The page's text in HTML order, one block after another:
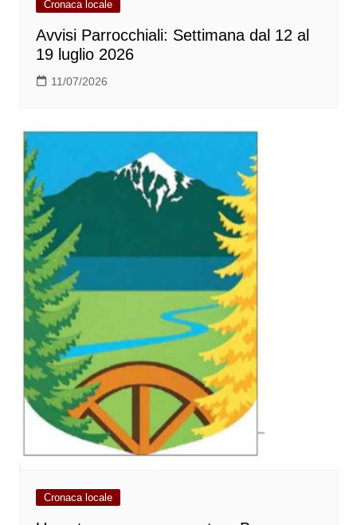
Cronaca locale
Avvisi Parrocchiali: Settimana dal 12 al
19 luglio 2026
11/07/2026
Cronaca locale